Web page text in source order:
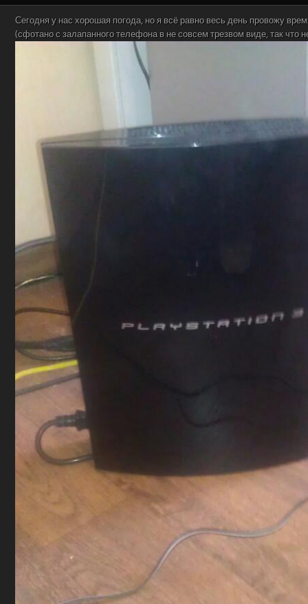
Сегодня у нас хорошая погода, но я всё равно весь день провожу
(сфотано с залапанного телефона в не совсем трезвом виде, так что